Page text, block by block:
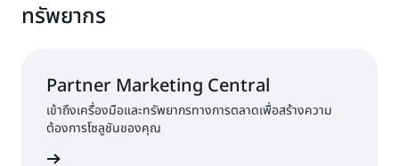
สนับสนุนคู่ค้าของตนในการขายต่อและพัฒนาโซลูชันของ
ทรัพยากร
Partner Marketing Central
เข้าถึงเครื่องมือและทรัพยากรทางการตลาดเพื่อสร้างความ
ต้องการโซลูชันของคุณ